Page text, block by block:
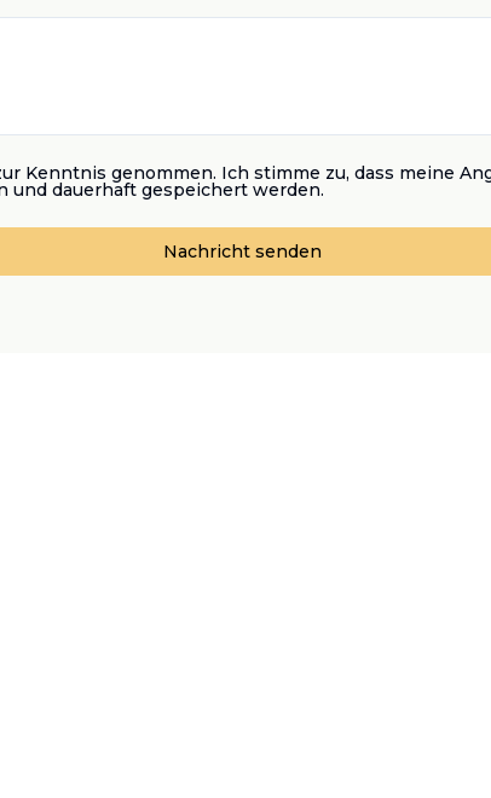
Kenntnis genommen. Ich stimme zu, dass meine
und dauerhaft gespeichert werden.
Nachricht senden